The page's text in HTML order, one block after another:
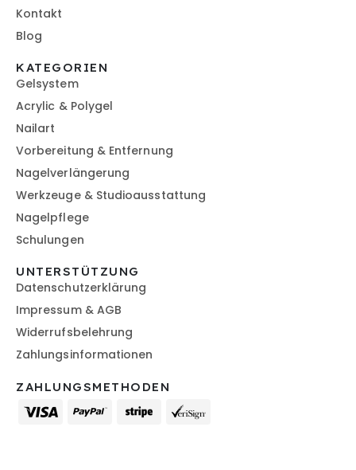
Kontakt
Blog
KATEGORIEN
Gelsystem
Acrylic & Polygel
Nailart
Vorbereitung & Entfernung
Nagelverlängerung
Werkzeuge & Studioausstattung
Nagelpflege
Schulungen
UNTERSTÜTZUNG
Datenschutzerklärung
Impressum & AGB
Widerrufsbelehrung
Zahlungsinformationen
ZAHLUNGSMETHODEN